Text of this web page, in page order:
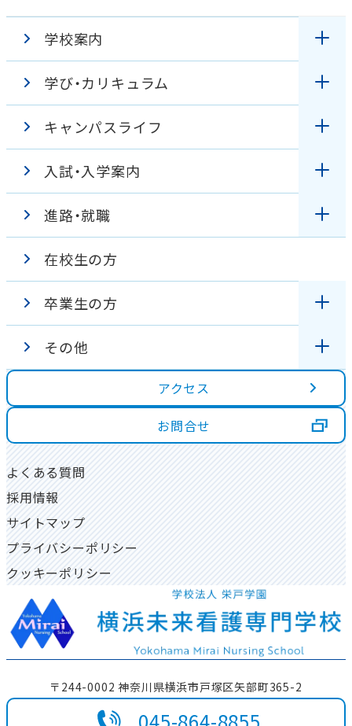
学校案内
理事長・学校長挨拶
教育理念・アドミッションポリシー
特色
学校見学バーチャルツアー
設置の趣旨・沿革
校章・校歌紹介
アクセス
学校評価
図書室
学び・カリキュラム
授業
臨地実習
カリキュラム
キャンパスライフ
キャンパスガイド
学生の１日
学校行事
出身校
在校生インタビュー
卒業生インタビュー
入試・入学案内
オープンキャンパス
入試情報
WEB出願
学費・奨学金
ダブルスクール制度
進路・就職
国家試験対策
資格・進路
在校生の方
卒業生の方
各種証明書の発行について
同窓会について
その他
高校３年生の方へ
高校1・２年生の方へ
アクセス
お問合せ
よくある質問
採用情報
サイトマップ
プライバシーポリシー
クッキーポリシー
〒244-0002 神奈川県横浜市戸塚区矢部町365-2